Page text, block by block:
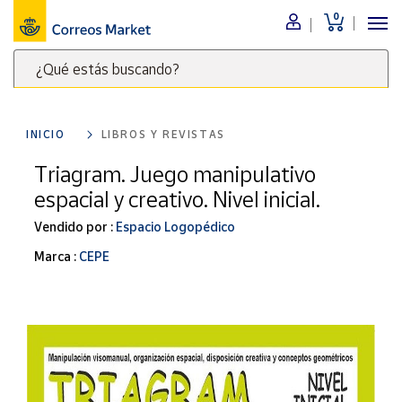
0
¿Qué estás buscando?
clave
para
buscar
productos
Correos
Menú
Nuestro
catálogo
Alimentación
Bebidas
Ocio y cultura
Juguetes y
Merchandising
Tienda de
Correos
INICIO LIBROS Y REVISTAS
Triagram. Juego manipulativo
espacial y creativo. Nivel inicial.
Vendido por : Espacio Logopédico
Marca : CEPE